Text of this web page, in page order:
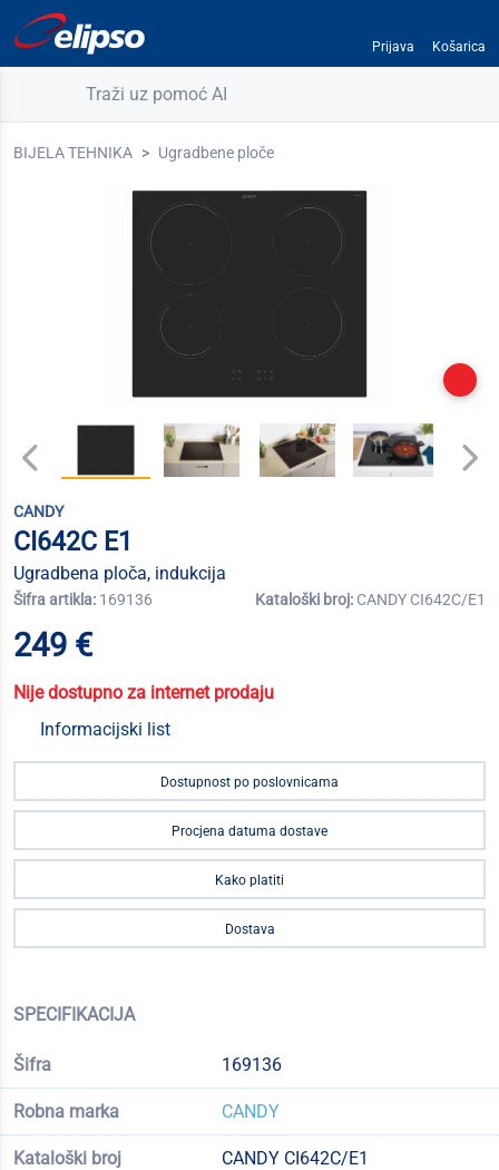
Prijava Košarica
Traži uz pomoć AI
BIJELA TEHNIKA Ugradbene ploče
CANDY
CI642C E1
Ugradbena ploča, indukcija
Šifra artikla: 169136 Kataloški broj: CANDY CI642C/E1
249 €
Nije dostupno za internet prodaju
Informacijski list
Dostupnost po poslovnicama
Procjena datuma dostave
Kako platiti
Dostava
SPECIFIKACIJA
Šifra 169136
Robna marka CANDY
Kataloški broj CANDY CI642C/E1